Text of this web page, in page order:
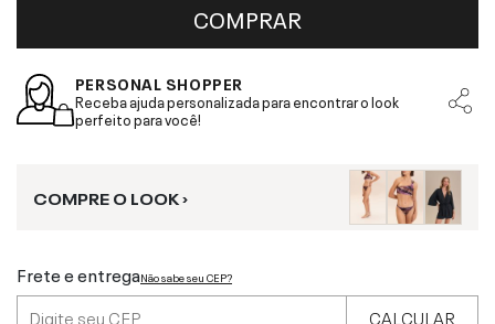
COMPRAR
PERSONAL SHOPPER
Receba ajuda personalizada para encontrar o look
perfeito para você!
COMPRE O LOOK ›
Frete e entregaNão sabe seu CEP?
CALCULAR